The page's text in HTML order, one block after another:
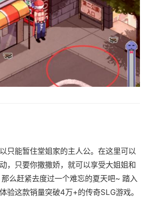
只能暂住堂姐家的主人公。在这里可以
，只要你撒撒娇，就可以享受大姐姐和
么赶紧去度过一个难忘的夏天吧~ 踏入
验这款销量突破4万+的传奇SLG游戏。